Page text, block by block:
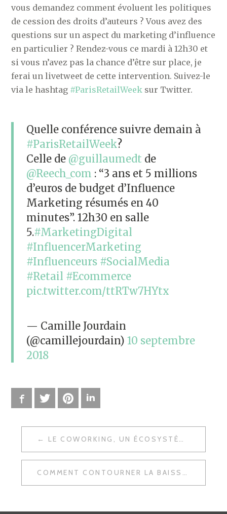
vous demandez comment évoluent les politiques
de cession des droits d’auteurs ? Vous avez des
questions sur un aspect du marketing d’influence
en particulier ? Rendez-vous ce mardi à 12h30 et
si vous n’avez pas la chance d’être sur place, je
ferai un livetweet de cette intervention. Suivez-le
via le hashtag #ParisRetailWeek sur Twitter.
Quelle conférence suivre demain à
#ParisRetailWeek?
Celle de @guillaumedt de
@Reech_com : “3 ans et 5 millions
d’euros de budget d’Influence
Marketing résumés en 40
minutes”. 12h30 en salle
5.#MarketingDigital
#InfluencerMarketing
#Influenceurs #SocialMedia
#Retail #Ecommerce
pic.twitter.com/ttRTw7HYtx
— Camille Jourdain
(@camillejourdain)10 septembre
2018
FacebookTwitter Pinterest
LE COWORKING, UN ÉCOSYSTÈME ACCÉLÉRATEUR DE BUSINESS
COMMENT CONTOURNER LA BAISSE DU REACH SUR LES RÉSEAUX SOCIAUX ?